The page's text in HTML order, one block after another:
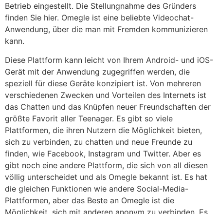
Betrieb eingestellt. Die Stellungnahme des Gründers
finden Sie hier. Omegle ist eine beliebte Videochat-
Anwendung, über die man mit Fremden kommunizieren
kann.
Diese Plattform kann leicht von Ihrem Android- und iOS-
Gerät mit der Anwendung zugegriffen werden, die
speziell für diese Geräte konzipiert ist. Von mehreren
verschiedenen Zwecken und Vorteilen des Internets ist
das Chatten und das Knüpfen neuer Freundschaften der
größte Favorit aller Teenager. Es gibt so viele
Plattformen, die ihren Nutzern die Möglichkeit bieten,
sich zu verbinden, zu chatten und neue Freunde zu
finden, wie Facebook, Instagram und Twitter. Aber es
gibt noch eine andere Plattform, die sich von all diesen
völlig unterscheidet und als Omegle bekannt ist. Es hat
die gleichen Funktionen wie andere Social-Media-
Plattformen, aber das Beste an Omegle ist die
Möglichkeit, sich mit anderen anonym zu verbinden. Es